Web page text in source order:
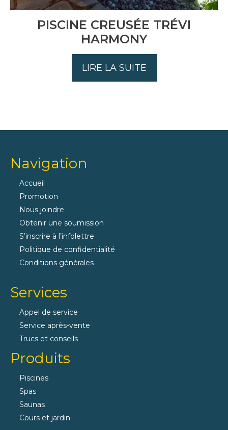
PISCINE CREUSÉE TRÉVI
HARMONY
LIRE LA SUITE
Navigation
Accueil
Promotion
Nous joindre
Obtenir une soumission
S’inscrire à l’infolettre
Politique de confidentialité
Conditions générales
Services
Appel de service
Service après-vente
Trucs et conseils
Produits
Piscines
Spas
Saunas
Cours et jardin